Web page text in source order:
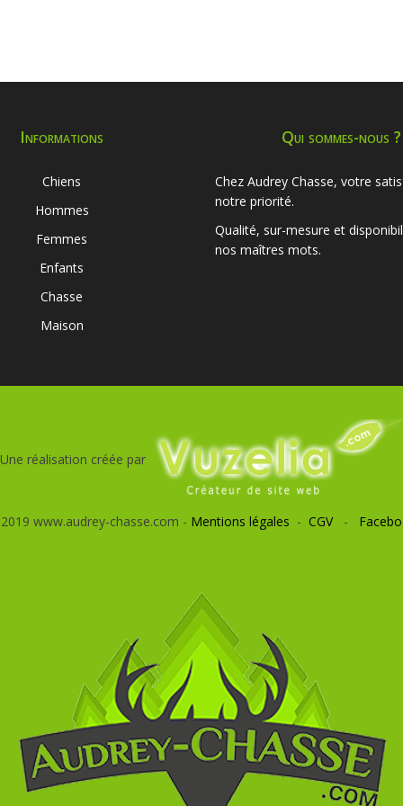
Informations
Chiens
Hommes
Femmes
Enfants
Chasse
Maison
Qui sommes-nous ?
Chez Audrey Chasse, votre
notre priorité.
Qualité, sur-mesure et
nos maîtres mots.
Une réalisation créée par
www.audrey-chasse.com - Mentions légales - CGV-